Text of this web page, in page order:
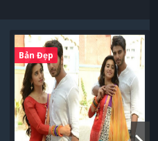
Bản Đẹp